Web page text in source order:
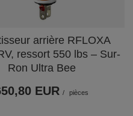
arrière RFLOXA
ressort 550 lbs – Sur-
Ron Ultra Bee
EUR / pièces